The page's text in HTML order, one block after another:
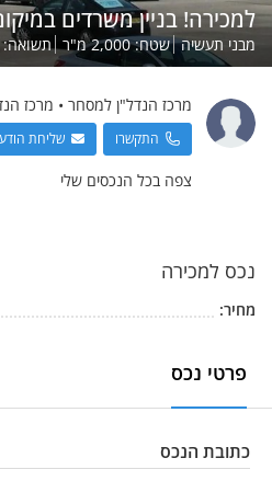
למכירה! בניין משרדים
מבני תעשיה שטח:2,000מ"ר תשואה:
מרכז הנדל"ן למסחר • מרכז
התקשרו שליחת
צפה בכל הנכסים שלי
נכס למכירה
מחיר:
פרטי נכס
כתובת הנכס